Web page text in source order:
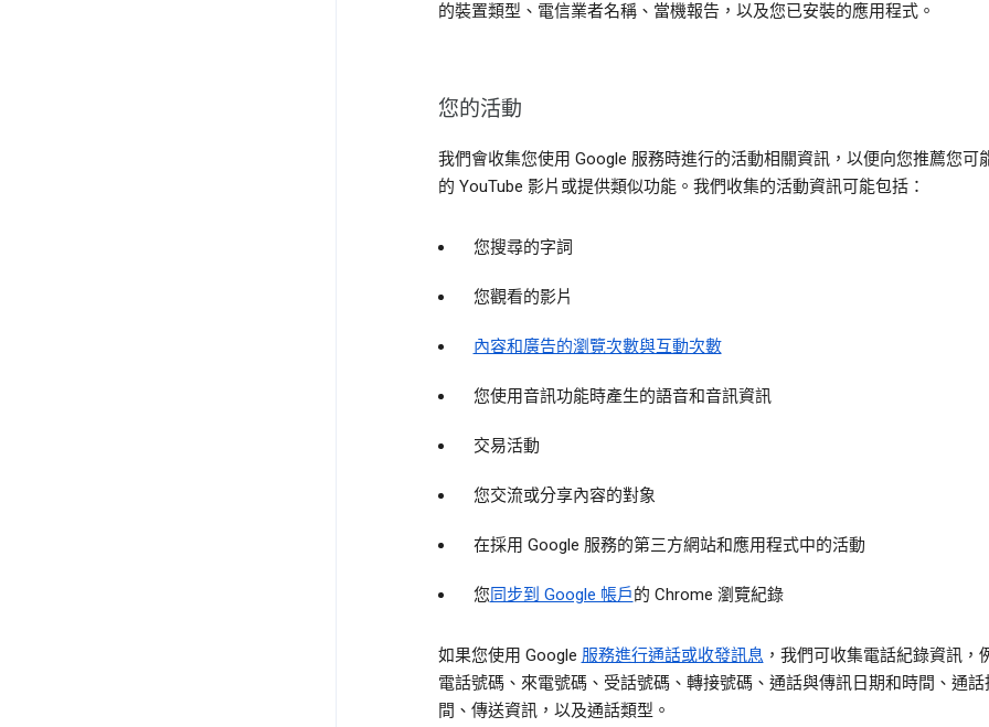
的裝置類型、電信業者名稱、當機報告，以及您已安裝的應用程式。
您的活動
我們會收集您使用 Google 服務時進行的活動相關資訊，以便向您推薦您可
的 YouTube 影片或提供類似功能。我們收集的活動資訊可能包括：
您搜尋的字詞
您觀看的影片
內容和廣告的瀏覽次數與互動次數
您使用音訊功能時產生的語音和音訊資訊
交易活動
您交流或分享內容的對象
在採用 Google 服務的第三方網站和應用程式中的活動
您同步到 Google 帳戶的 Chrome 瀏覽紀錄
如果您使用 Google 服務進行通話或收發訊息 ，我們可收集電話紀錄資訊，
電話號碼、來電號碼、受話號碼、轉接號碼、通話與傳訊日期和時間、通話
間、傳送資訊，以及通話類型。